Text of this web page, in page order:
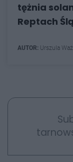
tężnia
Reptach
AUTOR: Urszula